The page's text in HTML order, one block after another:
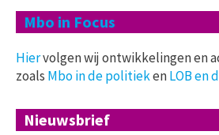
Mbo in Focus
Hiervolgen wij ontwikkelingen en
zoals Mbo in de politiekenLOB en
Nieuwsbrief